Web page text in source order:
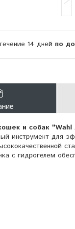
14 дней по
и собак
инструмент для
с гидрогелем